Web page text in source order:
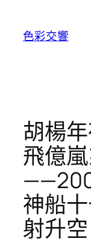
色彩交響
胡楊
飛億
神船
射升空